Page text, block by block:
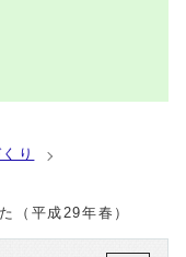
り
（平成29年春）